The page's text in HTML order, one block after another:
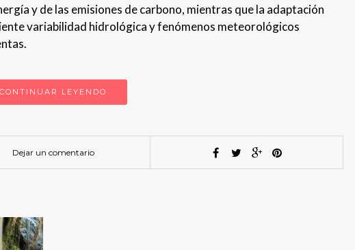
y de las emisiones de carbono, mientras que la adaptación
variabilidad hidrológica y fenómenos meteorológicos
CONTINUAR LEYENDO
Dejar un comentario